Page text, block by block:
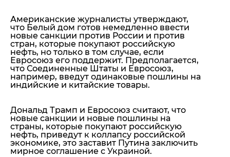
Американские журналисты утверждают,
что Белый дом готов немедленно ввести
новые санкции против России и против
стран, которые покупают российскую
нефть, но только в том случае, если
Евросоюз его поддержит. Предполагается,
что Соединенные Штаты и Евросоюз,
например, введут одинаковые пошлины на
индийские и китайские товары.
Дональд Трамп и Евросоюз считают, что
новые санкции и новые пошлины на
страны, которые покупают российскую
нефть, приведут к коллапсу российской
экономике, это заставит Путина заключить
мирное соглашение с Украиной.